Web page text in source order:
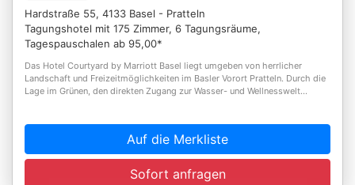
Hardstraße 55, 4133 Basel - Pratteln
Tagungshotel mit 175 Zimmer, 6 Tagungsräume,
Tagespauschalen ab 95,00*
Das Hotel Courtyard by Marriott Basel liegt umgeben von herrlicher
Landschaft und Freizeitmöglichkeiten im Basler Vorort Pratteln. Durch die
Lage im Grünen, den direkten Zugang zur Wasser- und Wellnesswelt...
Auf die Merkliste
Sofort anfragen